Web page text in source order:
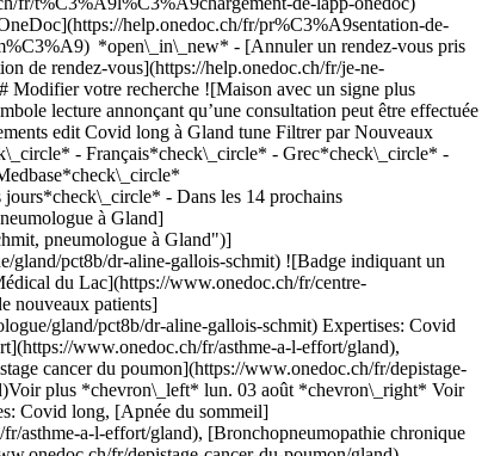
help.onedoc.ch/fr/pr%C3%A9sentation-de-
patient avec un signe plus annonçant que le professionnel accepte de nouveaux patients](https://www.onedoc.ch/assets/images/icons/new-patients.svg)Accepte les nouveaux patients [Réserver un RDV](https://www.onedoc.ch/fr/pneumologue/eysins/pcj9m/dr-natalia-fouz-roson) Expertises:[Covid long](https://www.onedoc.ch/fr/covid-long/eysins), [Allergie | AllergoTest | Bilan allergologique](https://www.onedoc.ch/fr/allergie-allergotest-bilan-allergologique/eysins), [Apnée du sommeil](https://www.onedoc.ch/fr/apnee-du-sommeil/eysins), [Asthme](https://www.onedoc.ch/fr/asthme/eysins), [Asthme à l'effort](https://www.onedoc.ch/fr/asthme-a-l-effort/eysins), [Bronchopneumopathie chronique obstructive (BPCO)](https://www.onedoc.ch/fr/bronchopneumopathie-chronique-obstructive-bpco/eysins), [Cancer du poumon](https://www.onedoc.ch/fr/cancer-du-poumon/eysins), [Dépistage cancer du poumon](https://www.onedoc.ch/fr/depistage-cancer-du-poumon/eysins), [Spirométrie | Test de la fonction pulmonaire](https://www.onedoc.ch/fr/spirometrie-test-de-la-fonction-pulmonaire/eysins)Voir plus *chevron\_left* lun. 03 août *chevron\_right* Voir plus de rendez-vous *error\_outline* Une erreur s'est produite lors du chargement des disponibilités [Réessayer](https://www.onedoc.ch) Expertises:[Covid long](https://www.onedoc.ch/fr/covid-long/eysins), [Allergie | AllergoTest | Bilan allergologique](https://www.onedoc.ch/fr/allergie-allergotest-bilan-allergologique/eysins), [Apnée du sommeil](https://www.onedoc.ch/fr/apnee-du-sommeil/eysins), [Asthme](https://www.onedoc.ch/fr/asthme/eysins), [Asthme à l'effort](https://www.onedoc.ch/fr/asthme-a-l-effort/eysins), [Bronchopneumopathie chronique obstructive (BPCO)](https://www.onedoc.ch/fr/bronchopneumopathie-chronique-obstructive-bpco/eysins), [Cancer du poumon](https://www.onedoc.ch/fr/cancer-du-poumon/eysins), [Dépistage cancer du poumon](https://www.onedoc.ch/fr/depistage-cancer-du-poumon/eysins), [Spirométrie | Test de la fonction pulmonaire](https://www.onedoc.ch/fr/spirometrie-test-de-la-fonction-pulmonaire/eysins)Voir plus [![Dr. Christos Maragkoudakis, pneumologue à Genève](https://assets.onedoc.ch/images/users/2654e0bb227dd801d0be50c53056df5196f111382287c9a184b58a1fb5577eb4-small.jpg "Dr. Christos Maragkoudakis, pneumologue à Genève")](https://www.onedoc.ch/fr/pneumologue/geneve/pcbag/dr-christos-maragkoudakis) ### [Dr. Christos Maragkoudakis](https://www.onedoc.ch/fr/pneumologue/geneve/pcbag/dr-christos-maragkoudakis) ![Badge indiquant un profil vérifié](https://www.onedoc.ch/assets/images/icons/checkmark.svg) [Pneumologue](https://www.onedoc.ch/fr/pneumologue/geneve) [Medbase Genève Gare Cornavin](https://www.onedoc.ch/fr/centre-medical/geneve/ece/medbase-geneve-gare-cornavin) Place de Cornavin 7 1201 Genève ![Dr. Christos Maragkoudakis est affilié au réseau Medbase](https://assets.onedoc.ch/images/networks/logos/f5eeafeb3e2695f80dba6bfea4fc4a0c36c3323a83934f509b4377455dac4244-small.png) ![Icône patient avec un signe plus annonçant que le professionnel accepte de nouveaux patients](https://www.onedoc.ch/assets/images/icons/new-patients.svg)Accepte les nouveaux patients [Réserver un RDV](https://www.onedoc.ch/fr/pneumologue/geneve/pcbag/dr-christos-maragkoudakis) Expertises:[Covid long](https://www.onedoc.ch/fr/covid-long/geneve), [Ronflements](https://www.onedoc.ch/fr/ronflements/g